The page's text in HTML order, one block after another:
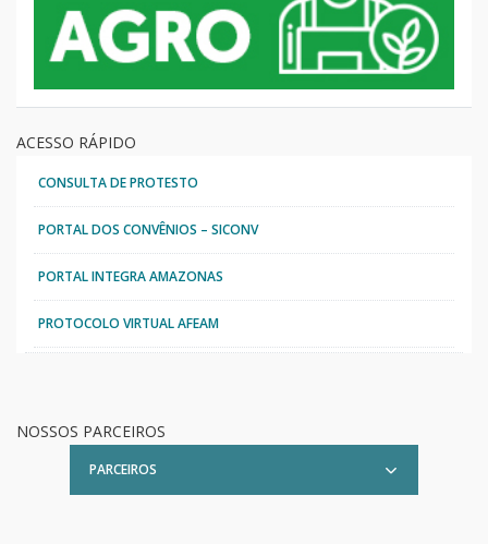
ACESSO RÁPIDO
CONSULTA DE PROTESTO
PORTAL DOS CONVÊNIOS – SICONV
PORTAL INTEGRA AMAZONAS
PROTOCOLO VIRTUAL AFEAM
NOSSOS PARCEIROS
PARCEIROS